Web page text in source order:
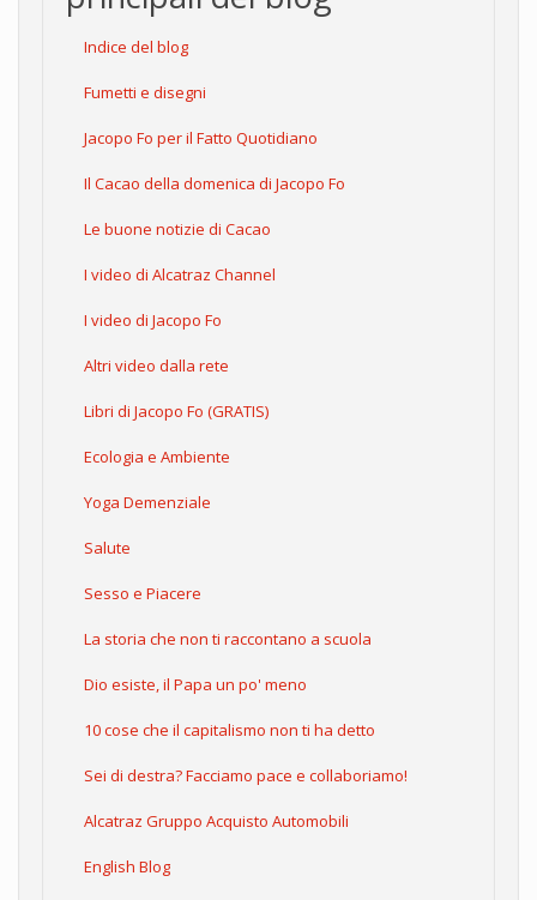
Indice del blog
Fumetti e disegni
Jacopo Fo per il Fatto Quotidiano
Il Cacao della domenica di Jacopo Fo
Le buone notizie di Cacao
I video di Alcatraz Channel
I video di Jacopo Fo
Altri video dalla rete
Libri di Jacopo Fo (GRATIS)
Ecologia e Ambiente
Yoga Demenziale
Salute
Sesso e Piacere
La storia che non ti raccontano a scuola
Dio esiste, il Papa un po' meno
10 cose che il capitalismo non ti ha detto
Sei di destra? Facciamo pace e collaboriamo!
Alcatraz Gruppo Acquisto Automobili
English Blog